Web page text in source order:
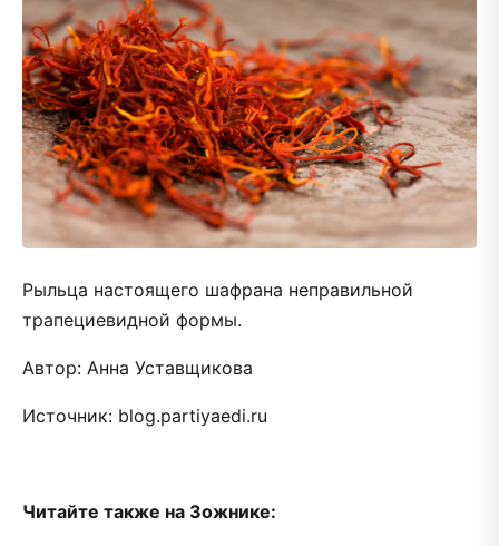
Рыльца настоящего шафрана неправильной
трапециевидной формы.
Автор: Анна Уставщикова
Источник: blog.partiyaedi.ru
Читайте также на Зожнике: